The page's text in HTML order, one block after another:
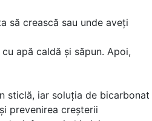
să crească sau unde aveți
apă caldă și săpun. Apoi,
sticlă, iar soluția de bicarbonat
prevenirea creșterii